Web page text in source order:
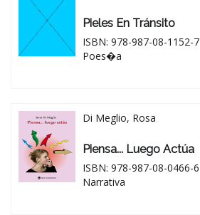
Pieles En Tránsito
ISBN: 978-987-08-1152-7
Poes�a
Di Meglio, Rosa
Piensa... Luego Actúa
ISBN: 978-987-08-0466-6
Narrativa